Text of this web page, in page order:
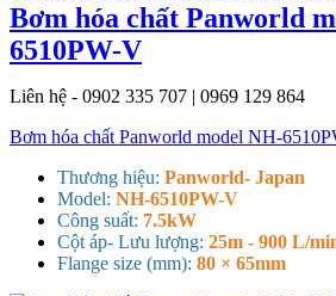
Bơm hóa chất Panworld
6510PW-V
Liên hệ - 0902 335 707 | 0969 129 864
Bơm hóa chất Panworld model NH-
Thương hiệu: Panworld- Japan
Model: NH-6510PW-V
Công suất: 7.5kW
Cột áp- Lưu lượng: 25m - 900 L/
Flange size (mm): 80 × 65mm